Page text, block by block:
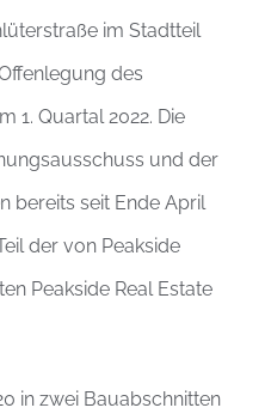
im Stadtteil
des
1. Quartal 2022. Die
und der
bereits seit Ende April
der von Peakside
Peakside Real Estate
in zwei Bauabschnitten